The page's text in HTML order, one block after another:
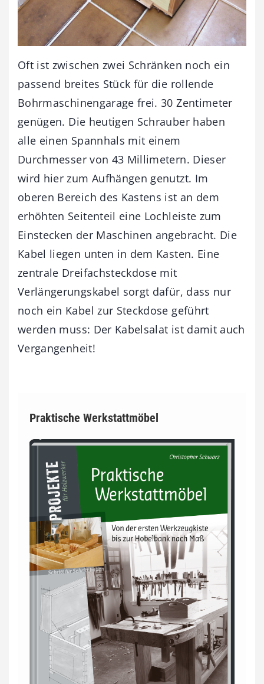
Oft ist zwischen zwei Schränken noch ein
passend breites Stück für die rollende
Bohrmaschinengarage frei. 30 Zentimeter
genügen. Die heutigen Schrauber haben
alle einen Spannhals mit einem
Durchmesser von 43 Millimetern. Dieser
wird hier zum Aufhängen genutzt. Im
oberen Bereich des Kastens ist an dem
erhöhten Seitenteil eine Lochleiste zum
Einstecken der Maschinen angebracht. Die
Kabel liegen unten in dem Kasten. Eine
zentrale Dreifachsteckdose mit
Verlängerungskabel sorgt dafür, dass nur
noch ein Kabel zur Steckdose geführt
werden muss: Der Kabelsalat ist damit auch
Vergangenheit!
Praktische Werkstattmöbel